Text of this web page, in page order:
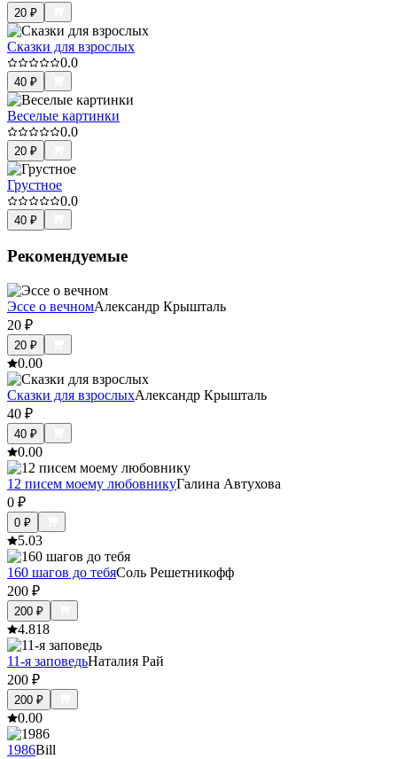
20 ₽
Сказки для взрослых
0.0
40 ₽
Веселые картинки
0.0
20 ₽
Грустное
0.0
40 ₽
Рекомендуемые
Эссе о вечномАлександр Крышталь
20 ₽
20 ₽
0.00
Сказки для взрослыхАлександр Крышталь
40 ₽
40 ₽
0.00
12 писем моему любовникуГалина Автухова
0 ₽
0 ₽
5.03
160 шагов до тебяСоль Решетникофф
200 ₽
200 ₽
4.818
11-я заповедьНаталия Рай
200 ₽
200 ₽
0.00
1986Bill